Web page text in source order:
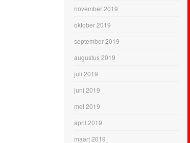
november 2019
oktober 2019
september 2019
augustus 2019
juli 2019
juni 2019
mei 2019
april 2019
maart 2019